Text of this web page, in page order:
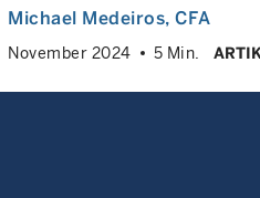
Michael Medeiros, CFA
November 2024 5 Min.